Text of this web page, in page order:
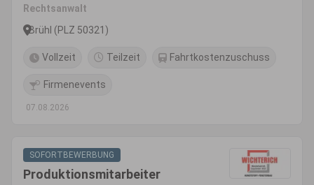
Rechtsanwalt
Brühl (PLZ 50321)
Vollzeit Teilzeit Fahrtkostenzuschuss
Firmenevents
07.08.2026
SOFORTBEWERBUNG
Produktionsmitarbeiter